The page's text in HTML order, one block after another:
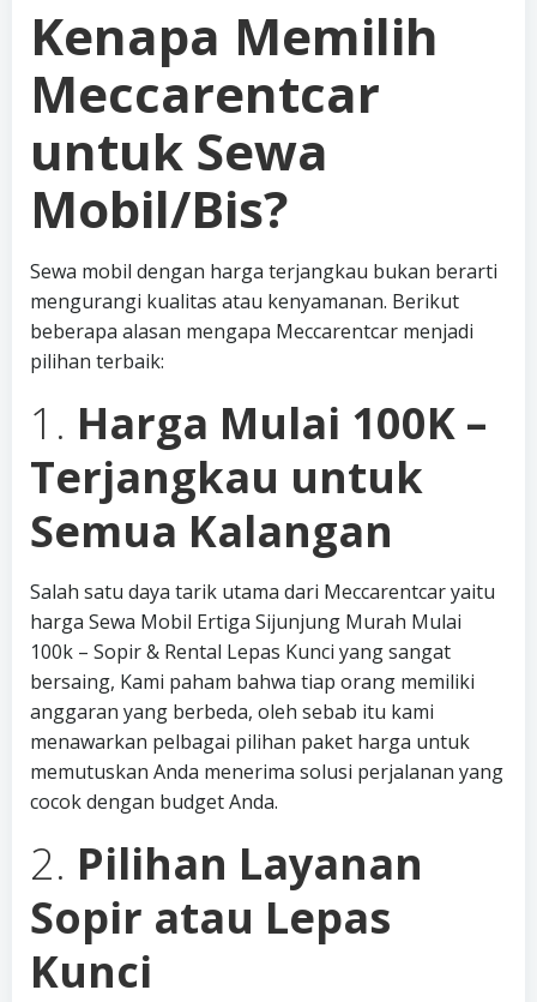
Kenapa Memilih
Meccarentcar
untuk Sewa
Mobil/Bis?
Sewa mobil dengan harga terjangkau bukan berarti
mengurangi kualitas atau kenyamanan. Berikut
beberapa alasan mengapa Meccarentcar menjadi
pilihan terbaik:
1. Harga Mulai 100K –
Terjangkau untuk
Semua Kalangan
Salah satu daya tarik utama dari Meccarentcar yaitu
harga Sewa Mobil Ertiga Sijunjung Murah Mulai
100k – Sopir & Rental Lepas Kunci yang sangat
bersaing, Kami paham bahwa tiap orang memiliki
anggaran yang berbeda, oleh sebab itu kami
menawarkan pelbagai pilihan paket harga untuk
memutuskan Anda menerima solusi perjalanan yang
cocok dengan budget Anda.
2. Pilihan Layanan
Sopir atau Lepas
Kunci